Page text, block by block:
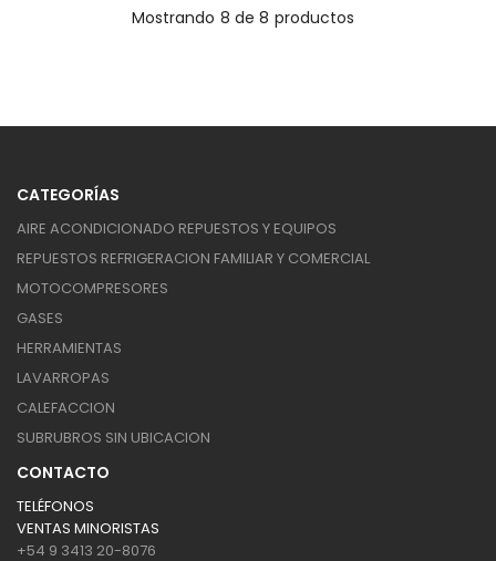
Mostrando 8 de 8 productos
CATEGORÍAS
AIRE ACONDICIONADO REPUESTOS Y EQUIPOS
REPUESTOS REFRIGERACION FAMILIAR Y COMERCIAL
MOTOCOMPRESORES
GASES
HERRAMIENTAS
LAVARROPAS
CALEFACCION
SUBRUBROS SIN UBICACION
CONTACTO
TELÉFONOS
VENTAS MINORISTAS
+54 9 3413 20-8076